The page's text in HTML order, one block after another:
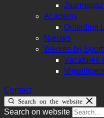
Academy
Opleiding
Nieuws
Werken bij
Vacatures
Contact
Search on the website
Search on website